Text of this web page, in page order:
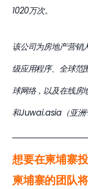
1020万次。
该公司为房地产营销
级应用程序、全球范
球网络，以及在线房
和Juwai.asia（亚洲
想要在柬埔寨
柬埔寨的团队